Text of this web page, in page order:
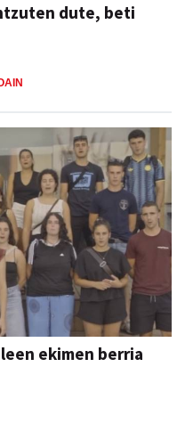
dute, beti
ekimen berria